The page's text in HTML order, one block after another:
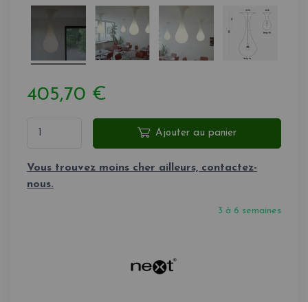
405,70 €
Ajouter au panier
Vous trouvez moins cher ailleurs, contactez-
nous.
3 à 6 semaines